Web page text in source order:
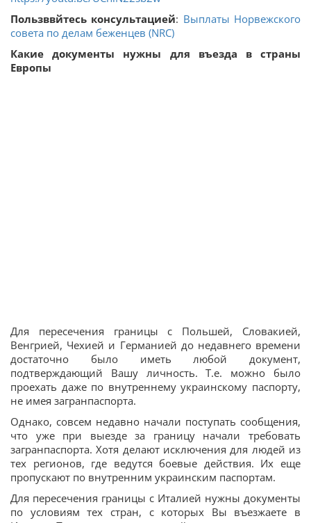
Пользввйтесь консультацией: Выплаты Норвежского
совета по делам беженцев (NRC)
Какие документы нужны для въезда в страны
Европы
Для пересечения границы с Польшей, Словакией,
Венгрией, Чехией и Германией до недавнего времени
достаточно было иметь любой документ,
подтверждающий Вашу личность. Т.е. можно было
проехать даже по внутреннему украинскому паспорту,
не имея загранпаспорта.
Однако, совсем недавно начали поступать сообщения,
что уже при выезде за границу начали требовать
загранпаспорта. Хотя делают исключения для людей из
тех регионов, где ведутся боевые действия. Их еще
пропускают по внутренним украинским паспортам.
Для пересечения границы с Италией нужны документы
по условиям тех стран, с которых Вы въезжаете в